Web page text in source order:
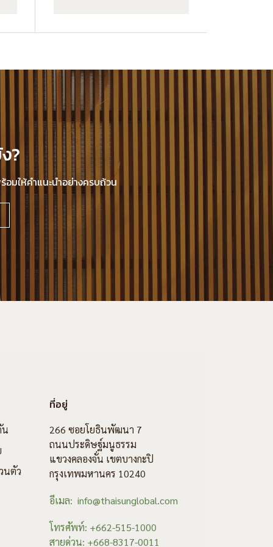
?
มให้คำแนะนำอย่างครบถ้วน
น
นตัว
ที่อยู่
266 ซอยโยธินพัฒนา 7
ถนนประดิษฐ์มนูธรรม
แขวงคลองจั่น เขตบางกะปิ
กรุงเทพมหานคร 10240
อีเมล: info@thaisunglobal.com
โทรศัพท์: +662-515-1000
สายด่วน: +668-8317-0011